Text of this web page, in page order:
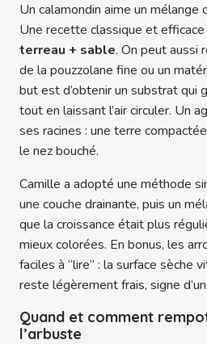
Un calamondin aime un mélange
Une recette classique et efficace
terreau + sable. On peut aussi
de la pouzzolane fine ou un
but est d’obtenir un substrat qui
tout en laissant l’air circuler. Un
ses racines : une terre
le nez bouché.
Camille a adopté une méthode
une couche drainante, puis un
que la croissance était plus
mieux colorées. En bonus, les
faciles à “lire” : la surface sèche
reste légèrement frais, signe
Quand et comment
l’arbuste